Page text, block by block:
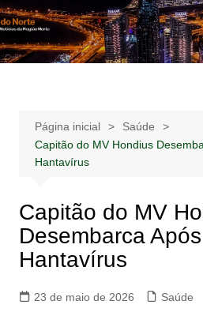
Ir
para
o
Notícias – Publicidades – Anúncios
Página inicial
Saúde
Capitão do MV Hondius
Hantavírus
Capitão do MV
Desembarca
Hantavírus
23 de maio de 2026 Saúde